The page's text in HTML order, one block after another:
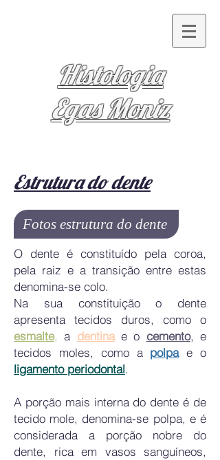
Histologia
Egas Moniz
Estrutura do dente
Fotos estrutura do dente
O dente é constituído pela coroa,
pela raiz e a transição entre estas
denomina-se colo.
Na sua constituição o dente
apresenta tecidos duros, como o
esmalte, a dentinae o cemento, e
tecidos moles, como a polpae o
ligamento periodontal.
A porção mais interna do dente é de
tecido mole, denomina-se polpa, e é
considerada a porção nobre do
dente, rica em vasos sanguíneos,